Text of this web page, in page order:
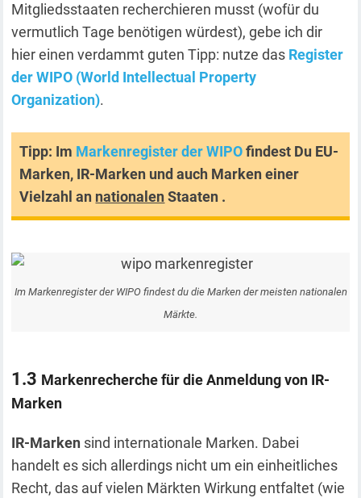
Mitgliedsstaaten recherchieren musst (wofür du
vermutlich Tage benötigen würdest), gebe ich dir
hier einen verdammt guten Tipp: nutze das Register
der WIPO (World Intellectual Property
Organization).
Tipp: Im Markenregister der WIPOfindest Du EU-
Marken, IR-Marken und auch Marken einer
Vielzahl an nationalenStaaten .
Im Markenregister der WIPO findest du die Marken der meisten nationalen
Märkte.
Markenrecherche für die Anmeldung von IR-
Marken
IR-Marken sind internationale Marken. Dabei
handelt es sich allerdings nicht um ein einheitliches
Recht, das auf vielen Märkten Wirkung entfaltet (wie